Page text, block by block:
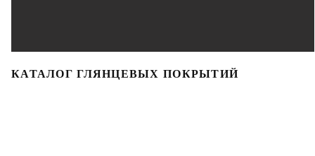
КАТАЛОГ ГЛЯНЦЕВЫХ ПОКРЫТИЙ